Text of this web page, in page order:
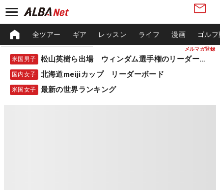
メルマガ登録
全ツアー ギア レッスン ライフ 漫画 ゴル
米国男子 松山英樹ら出場 ウィンダム選手権のリーダーボード
国内女子 北海道meijiカップ リーダーボード
米国女子 最新の世界ランキング